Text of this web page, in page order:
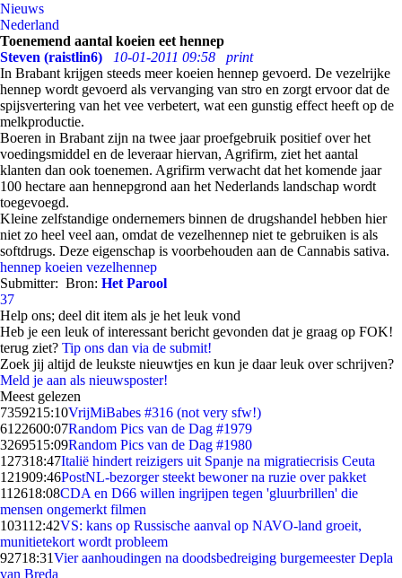
Nieuws
Nederland
Toenemend aantal koeien eet hennep
Steven (raistlin6)
10-01-2011 09:58
print
In Brabant krijgen steeds meer koeien hennep gevoerd. De vezelrijke
hennep wordt gevoerd als vervanging van stro en zorgt ervoor dat de
spijsvertering van het vee verbetert, wat een gunstig effect heeft op de
melkproductie.
Boeren in Brabant zijn na twee jaar proefgebruik positief over het
voedingsmiddel en de leveraar hiervan, Agrifirm, ziet het aantal
klanten dan ook toenemen. Agrifirm verwacht dat het komende jaar
100 hectare aan hennepgrond aan het Nederlands landschap wordt
toegevoegd.
Kleine zelfstandige ondernemers binnen de drugshandel hebben hier
niet zo heel veel aan, omdat de vezelhennep niet te gebruiken is als
softdrugs. Deze eigenschap is voorbehouden aan de Cannabis sativa.
hennep koeien vezelhennep
Submitter: Bron: Het Parool
37
Help ons; deel dit item als je het leuk vond
Heb je een leuk of interessant bericht gevonden dat je graag op FOK!
terug ziet? Tip ons dan via de submit!
Zoek jij altijd de leukste nieuwtjes en kun je daar leuk over schrijven?
Meld je aan als nieuwsposter!
Meest gelezen
7359215:10VrijMiBabes #316 (not very sfw!)
6122600:07Random Pics van de Dag #1979
3269515:09Random Pics van de Dag #1980
127318:47Italië hindert reizigers uit Spanje na migratiecrisis Ceuta
121909:46PostNL-bezorger steekt bewoner na ruzie over pakket
112618:08CDA en D66 willen ingrijpen tegen 'gluurbrillen' die
mensen ongemerkt filmen
103112:42VS: kans op Russische aanval op NAVO-land groeit,
munitietekort wordt probleem
92718:31Vier aanhoudingen na doodsbedreiging burgemeester Depla
van Breda